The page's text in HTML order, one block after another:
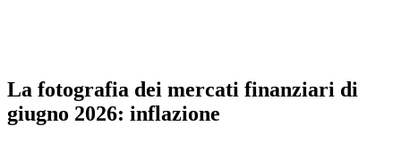
La fotografia dei mercati finanziari di
giugno 2026: inflazione